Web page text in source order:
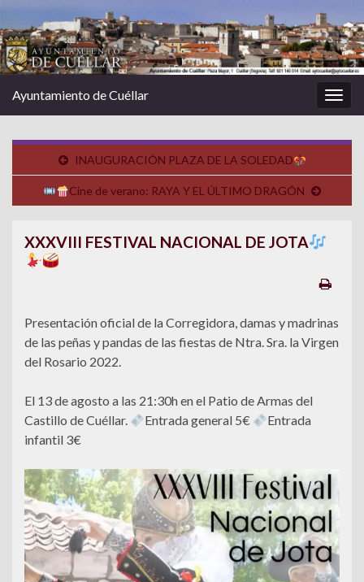
la
Ayuntamiento de Cuéllar
INAUGURACIÓN PLAZA DE LA SOLEDAD
Cine de verano: RAYA Y EL ÚLTIMO DRAGÓN
XXXVIII FESTIVAL NACIONAL DE JOTA
Presentación oficial de la Corregidora, damas y madrinas
de las peñas y pandas de las fiestas de Ntra. Sra. la Virgen
del Rosario 2022.
El 13 de agosto a las 21:30h en el Patio de Armas del
Castillo de Cuéllar.
Entrada general 5€
Entrada
infantil 3€